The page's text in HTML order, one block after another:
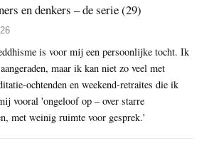
en denkers – de serie (29)
is voor mij een persoonlijke tocht. Ik
maar ik kan niet zo veel met
ochtenden en weekend-retraites die ik
vooral 'ongeloof op – over starre
met weinig ruimte voor gesprek.'